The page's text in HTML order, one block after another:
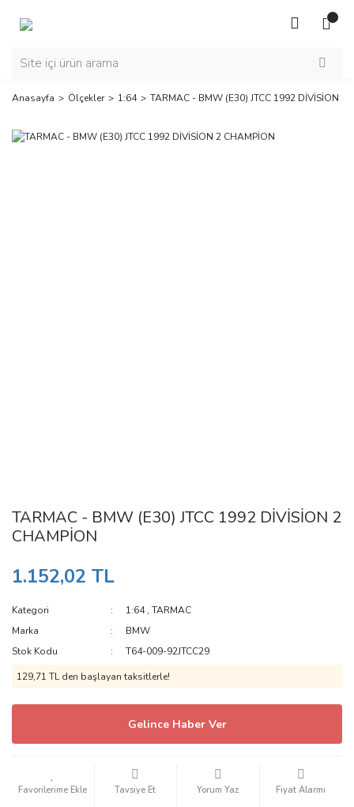
Anasayfa Ölçekler 1:64 TARMAC - BMW (E30) JTCC 1992 DİVİSİON 2
TARMAC - BMW (E30) JTCC 1992 DİVİSİON 2
CHAMPİON
1.152,02 TL
Kategori 1:64,TARMAC
Marka
BMW
Stok Kodu
T64-009-92JTCC29
129,71 TL den başlayan taksitlerle!
Gelince Haber Ver
Tavsiye Et Yorum Yaz Fiyat Alarmı